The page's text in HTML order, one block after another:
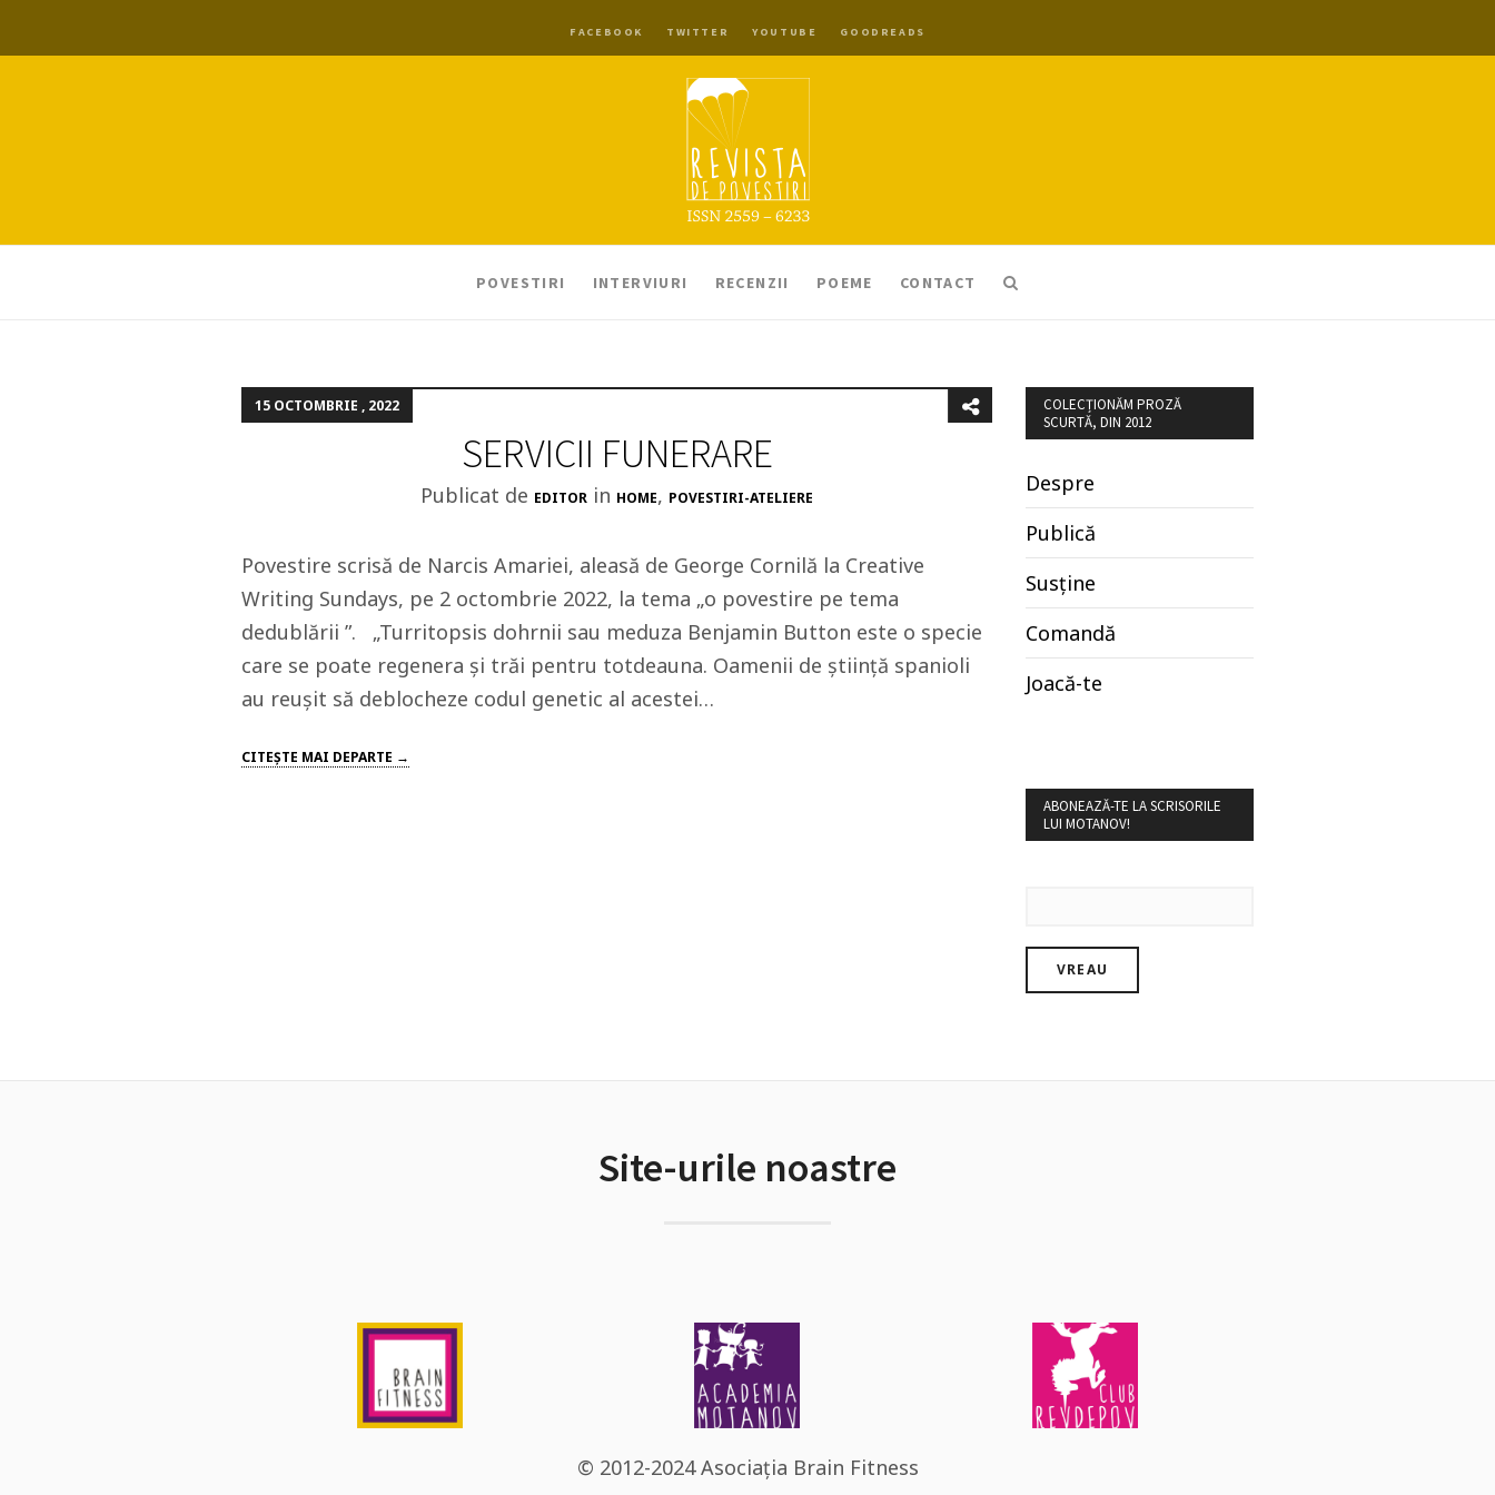
FACEBOOK TWITTER YOUTUBE GOODREADS
POVESTIRI INTERVIURI RECENZII POEME CONTACT
15 OCTOMBRIE , 2022
SERVICII FUNERARE
Publicat de EDITOR in HOME, POVESTIRI-ATELIERE
Povestire scrisă de Narcis Amariei, aleasă de George Cornilă la Creative
Writing Sundays, pe 2 octombrie 2022, la tema „o povestire pe tema
dedublării ”. „Turritopsis dohrnii sau meduza Benjamin Button este o specie
care se poate regenera și trăi pentru totdeauna. Oamenii de știință spanioli
au reușit să deblocheze codul genetic al acestei…
CITEŞTE MAI DEPARTE →
COLECȚIONĂM PROZĂ
SCURTĂ, DIN 2012
Despre
Publică
Susține
Comandă
Joacă-te
ABONEAZĂ-TE LA SCRISORILE
LUI MOTANOV!
Site-urile noastre
© 2012-2024 Asociația Brain Fitness